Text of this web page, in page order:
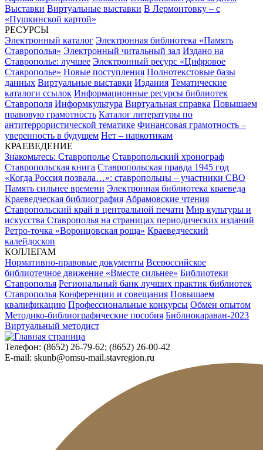
Выставки Виртуальные выставки В Лермонтовку – с
«Пушкинской картой»
РЕСУРСЫ
Электронный каталог Электронная библиотека «Память
Ставрополья» Электронный читальный зал Издано на
Ставрополье: лучшее Электронный ресурс «Цифровое
Ставрополье» Новые поступления Полнотекстовые базы
данных Виртуальные выставки Издания Тематические
каталоги ссылок Информационные ресурсы библиотек
Ставрополя Информкультура Виртуальная справка Повышаем
правовую грамотность Каталог литературы по
антитеррористической тематике Финансовая грамотность –
уверенность в будущем Нет – наркотикам
КРАЕВЕДЕНИЕ
Знакомьтесь: Ставрополье Ставропольский хронограф
Ставропольская книга Ставропольская правда 1945 год
«Когда Россия позвала…»: ставропольцы – участники СВО
Память сильнее времени Электронная библиотека краеведа
Краеведческая библиография Абрамовские чтения
Ставропольский край в центральной печати Мир культуры и
искусства Ставрополья на страницах периодических изданий
Ретро-точка «Воронцовская роща» Краеведческий
калейдоскоп
КОЛЛЕГАМ
Нормативно-правовые документы Всероссийское
библиотечное движение «Вместе сильнее» Библиотеки
Ставрополья Региональный банк лучших практик библиотек
Ставрополья Конференции и совещания Повышаем
квалификацию Профессиональные конкурсы Обмен опытом
Методико-библиографические пособия Библиокараван-2023
Виртуальный методист
Телефон: (8652) 26-79-62; (8652) 26-00-42
E-mail: skunb@omsu-mail.stavregion.ru